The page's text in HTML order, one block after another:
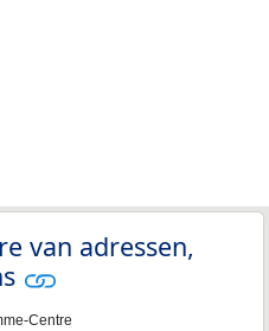
van adressen,
Centre